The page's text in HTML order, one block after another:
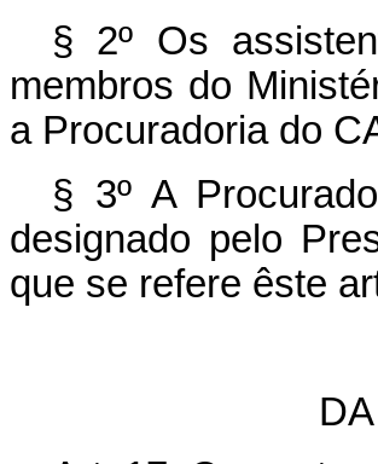
§ 2º Os
membros do
a Procuradoria do
§ 3º A
designado pelo
que se refere êste